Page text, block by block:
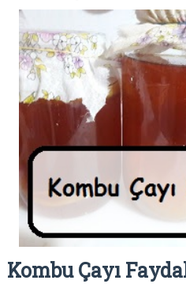
Kombu Çayı